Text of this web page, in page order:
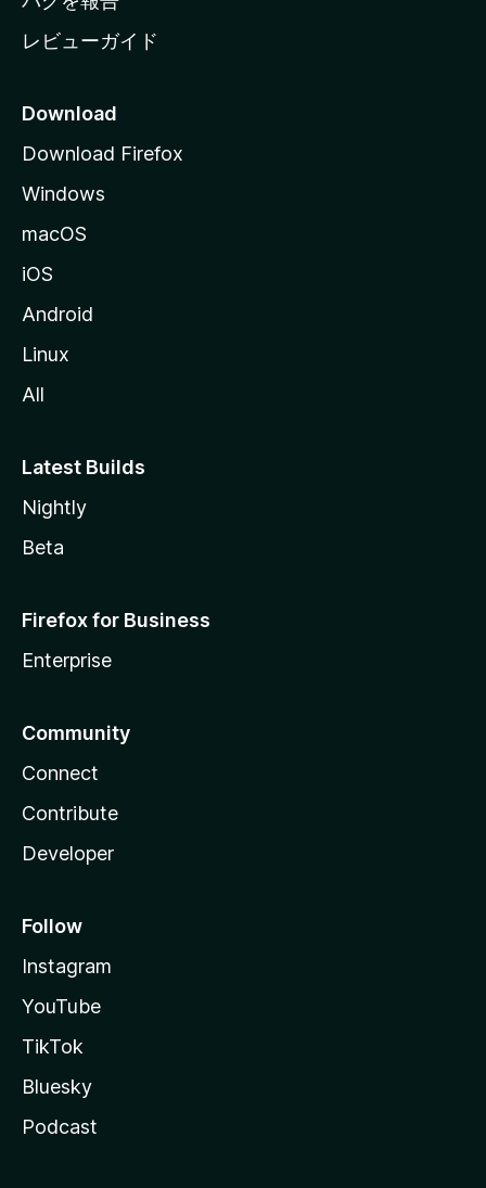
レビューガイド
Download
Download Firefox
Windows
macOS
iOS
Android
Linux
All
Latest Builds
Nightly
Beta
Firefox for Business
Enterprise
Community
Connect
Contribute
Developer
Follow
Instagram
YouTube
TikTok
Bluesky
Podcast